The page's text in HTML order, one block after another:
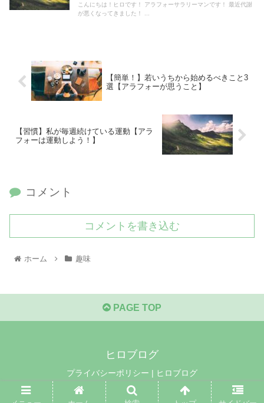
こんにちは！ヒロです！ アラフォーサラリーマンです！ 最近代謝
が悪くなってきました！ ...
【簡単！】若いうちから始めるべきこと3
選【アラフォーが思うこと】
【習慣】私が毎週続けている運動【アラ
フォーは運動しよう！】
コメント
コメントを書き込む
ホーム 趣味
PAGE TOP
ヒロブログ
プライバシーポリシー | ヒロブログ
© 2021 ヒロブログ.